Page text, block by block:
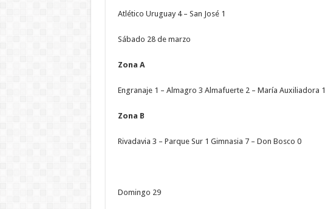
Atlético Uruguay 4 – San José 1
Sábado 28 de marzo
Zona A
Engranaje 1 – Almagro 3 Almafuerte 2 – María Auxiliadora 1
Zona B
Rivadavia 3 – Parque Sur 1 Gimnasia 7 – Don Bosco 0
Domingo 29